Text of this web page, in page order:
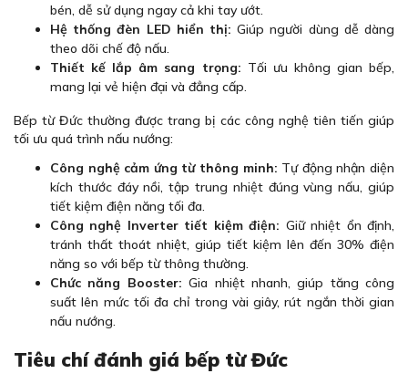
bén, dễ sử dụng ngay cả khi tay ướt.
Hệ thống đèn LED hiển thị:Giúp người dùng dễ dàng
theo dõi chế độ nấu.
Thiết kế lắp âm sang trọng: Tối ưu không gian bếp,
mang lại vẻ hiện đại và đẳng cấp.
Bếp từ Đức thường được trang bị các công nghệ tiên tiến giúp
tối ưu quá trình nấu nướng:
Công nghệ cảm ứng từ thông minh: Tự động nhận diện
kích thước đáy nồi, tập trung nhiệt đúng vùng nấu, giúp
tiết kiệm điện năng tối đa.
Công nghệ Inverter tiết kiệm điện: Giữ nhiệt ổn định,
tránh thất thoát nhiệt, giúp tiết kiệm lên đến 30% điện
năng so với bếp từ thông thường.
Chức năng Booster: Gia nhiệt nhanh, giúp tăng công
suất lên mức tối đa chỉ trong vài giây, rút ngắn thời gian
nấu nướng.
Tiêu chí đánh giá bếp từ Đức